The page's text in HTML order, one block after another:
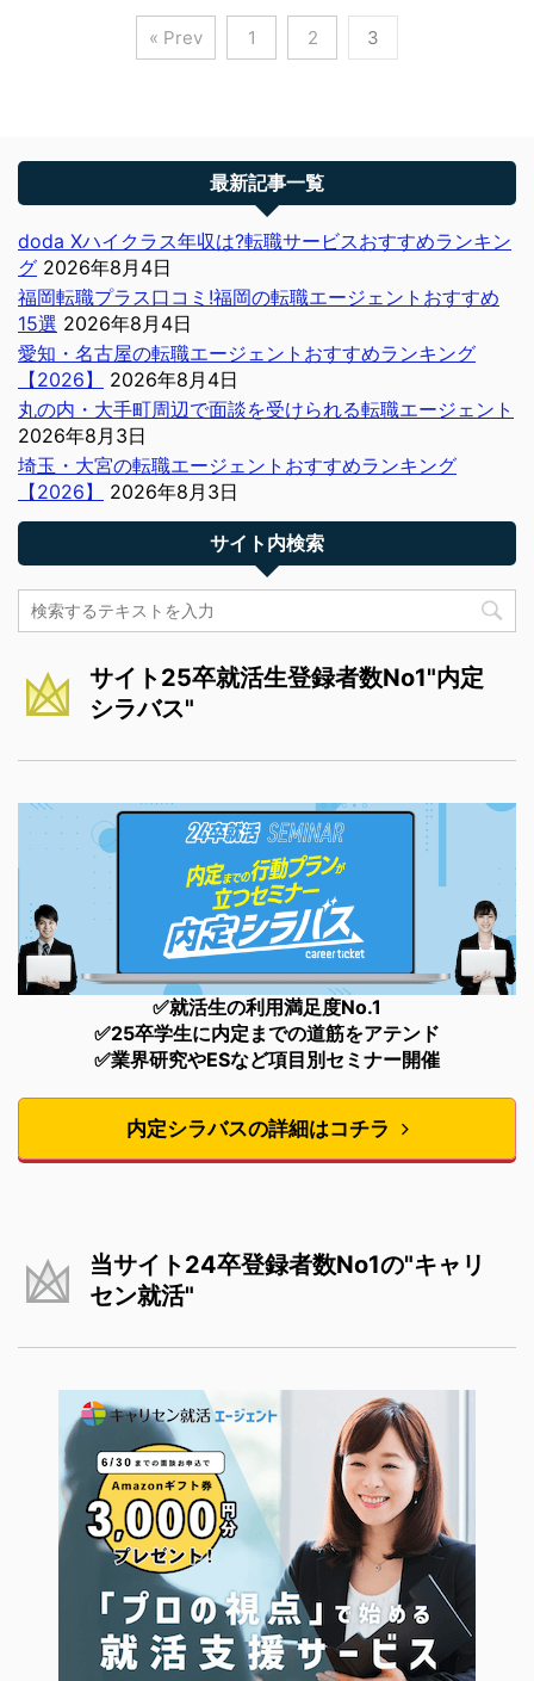
« Prev 1 2 3
最新記事一覧
doda Xハイクラス年収は?転職サービスおすすめランキン
グ 2026年8月4日
福岡転職プラス口コミ!福岡の転職エージェントおすすめ
15選 2026年8月4日
愛知・名古屋の転職エージェントおすすめランキング
【2026】
2026年8月4日
丸の内・大手町周辺で面談を受けられる転職エージェント
2026年8月3日
埼玉・大宮の転職エージェントおすすめランキング
【2026】
2026年8月3日
サイト内検索
サイト25卒就活生登録者数No1"内定
シラバス"
✅就活生の利用満足度No.1
✅25卒学生に内定までの道筋をアテンド
✅業界研究やESなど項目別セミナー開催
内定シラバスの詳細はコチラ
当サイト24卒登録者数No1の"キャリ
セン就活"